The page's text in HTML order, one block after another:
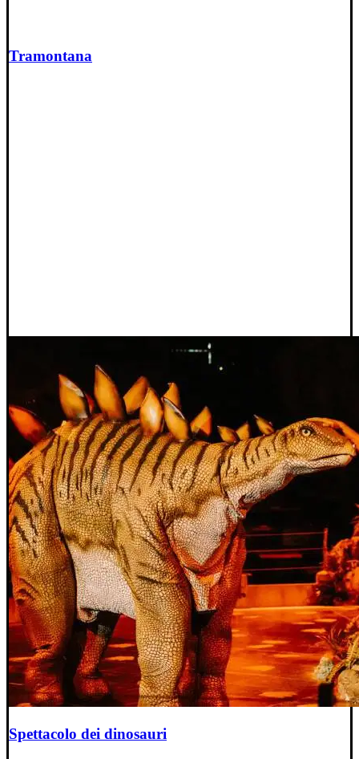
Tramontana
Spettacolo dei dinosauri